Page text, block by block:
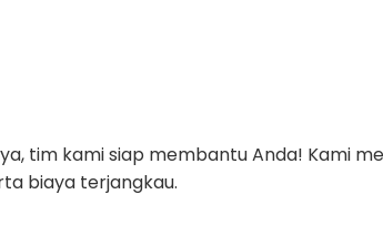
tim kami siap membantu Anda! Kami
biaya terjangkau.